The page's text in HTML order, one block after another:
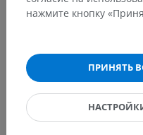
Анатомическая
Анатомия животных
Бронхи
нажмите кнопку
ПРИНЯТЬ